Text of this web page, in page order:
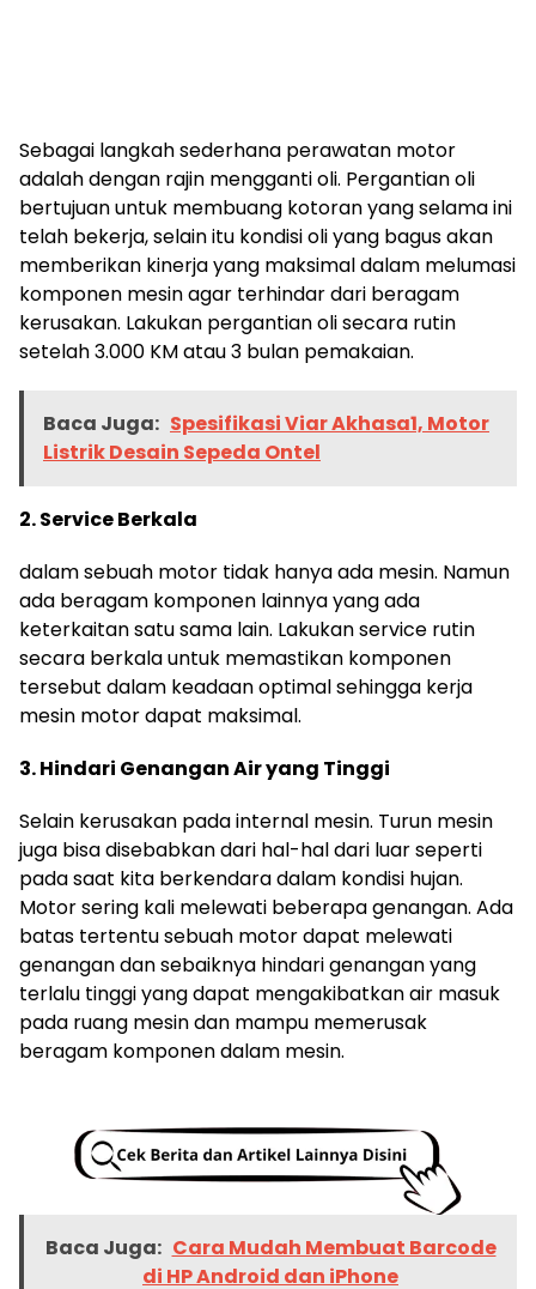
Sebagai langkah sederhana perawatan motor
adalah dengan rajin mengganti oli. Pergantian oli
bertujuan untuk membuang kotoran yang selama ini
telah bekerja, selain itu kondisi oli yang bagus akan
memberikan kinerja yang maksimal dalam melumasi
komponen mesin agar terhindar dari beragam
kerusakan. Lakukan pergantian oli secara rutin
setelah 3.000 KM atau 3 bulan pemakaian.
Baca Juga: Spesifikasi Viar Akhasa1, Motor
Listrik Desain Sepeda Ontel
2. Service Berkala
dalam sebuah motor tidak hanya ada mesin. Namun
ada beragam komponen lainnya yang ada
keterkaitan satu sama lain. Lakukan service rutin
secara berkala untuk memastikan komponen
tersebut dalam keadaan optimal sehingga kerja
mesin motor dapat maksimal.
3. Hindari Genangan Air yang Tinggi
Selain kerusakan pada internal mesin. Turun mesin
juga bisa disebabkan dari hal-hal dari luar seperti
pada saat kita berkendara dalam kondisi hujan.
Motor sering kali melewati beberapa genangan. Ada
batas tertentu sebuah motor dapat melewati
genangan dan sebaiknya hindari genangan yang
terlalu tinggi yang dapat mengakibatkan air masuk
pada ruang mesin dan mampu memerusak
beragam komponen dalam mesin.
Baca Juga: Cara Mudah Membuat Barcode
di HP Android dan iPhone